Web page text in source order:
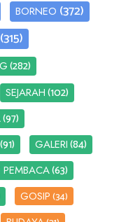
BORNEO (372)
(315)
(282)
SEJARAH(102)
(97)
(91) GALERI(84)
PEMBACA(63)
GOSIP(34)